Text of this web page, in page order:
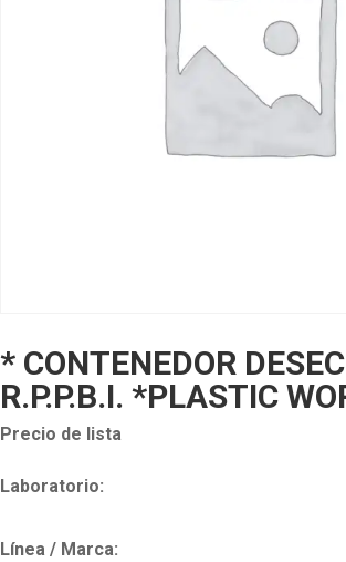
* CONTENEDOR
R.P.P.B.I. *PLASTIC
Precio de lista
Laboratorio:
Línea / Marca: